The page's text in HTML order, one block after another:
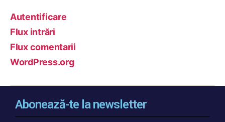
Autentificare
Flux intrări
Flux comentarii
WordPress.org
Abonează-te la newsletter